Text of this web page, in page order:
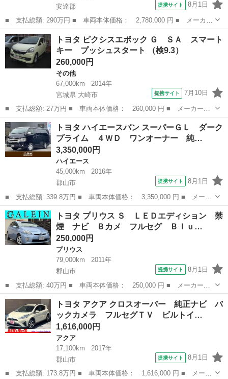
安達郡
提携サイト 8月1日
■ 支払総額: 290万円 ■ 車両本体価格： 2,780,000 円 ■ メーカー
名： トヨタ ■ 車種名： ライズ ■ グレード名： Ｚ 登録済未
使用車☆ＢＳＭ＋ＲＣＴＡ☆９インチディスプレイオーディオパッケ
ージ☆パノ...
福島 安達郡 トヨタ
トヨタ ピクシスエポック Ｇ ＳＡ スマート
キー プッシュスタート （検9.3）
260,000円
その他
67,000km
2014年
宮城県 大崎市
提携サイト 7月10日
■ 支払総額: 27万円 ■ 車両本体価格： 260,000 円 ■ メーカー
名： トヨタ ■ 車種名： ピクシスエポック ■ グレード名：
Ｇ ＳＡ スマートキー プッシュスタート ■ 排気量： 660cc ■
ドア枚数...
宮城 大崎市 その他
トヨタ ハイエースバン スーパーＧＬ ダーク
プライム ４ＷＤ ワンオーナー 純…
3,350,000円
ハイエース
45,000km
2016年
郡山市
提携サイト 8月1日
■ 支払総額: 339.8万円 ■ 車両本体価格： 3,350,000 円 ■ メーカ
ー名： トヨタ ■ 車種名： ハイエースバン ■ グレード名： ス
ーパーＧＬ ダークプライム ４ＷＤ ワンオーナー 純正ナビ（Ｃ
Ｄ／ＤＶ...
福島 郡山市 ハイエース
トヨタ プリウス Ｓ ＬＥＤエディション 禁
煙 ナビ Ｂカメ フルセグ Ｂｌｕ…
250,000円
プリウス
79,000km
2011年
郡山市
提携サイト 8月1日
■ 支払総額: 40万円 ■ 車両本体価格： 250,000 円 ■ メーカー
名： トヨタ ■ 車種名： プリウス ■ グレード名： Ｓ ＬＥＤ
エディション 禁煙 ナビ Ｂカメ フルセグ Ｂｌｕｅｔｏｏｔ
ｈ 後席モニター ...
福島 郡山市 プリウス
トヨタ アクア クロスオーバー 純正ナビ バ
ックカメラ フルセグＴＶ ビルトイ…
1,616,000円
アクア
17,100km
2017年
郡山市
提携サイト 8月1日
■ 支払総額: 173.8万円 ■ 車両本体価格： 1,616,000 円 ■ メーカ